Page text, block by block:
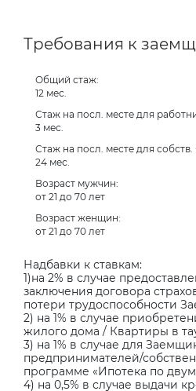
Требования к
Общий стаж:
12 мес.
Стаж на посл. месте для
3 мес.
Стаж на посл. месте для собств.
24 мес.
Возраст мужчин:
от 21 до 70 лет
Возраст женщин:
от 21 до 70 лет
Надбавки к ставкам:
1)на 2% в случае
заключения договора
потери трудоспособности
2) на 1% в случае
жилого дома / Квартиры в
3) на 1% в случае для
предпринимателей/
программе «Ипотека по
4) на 0,5% в случае выдачи